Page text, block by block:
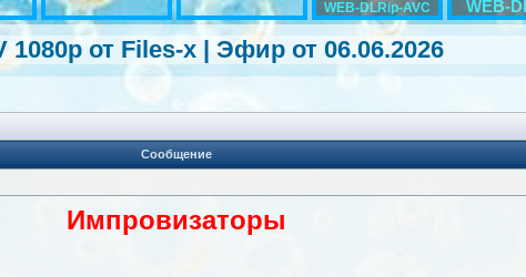
WEB-DLRip-AVC WEB-
от Files-x | Эфир от 06.06.2026
Сообщение
Импровизаторы